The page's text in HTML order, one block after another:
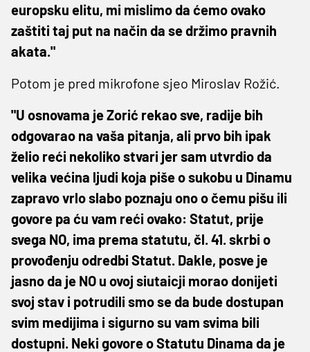
europsku elitu, mi mislimo da ćemo ovako
zaštiti taj put na način da se držimo pravnih
akata."
Potom je pred mikrofone sjeo Miroslav Rožić.
"U osnovama je Zorić rekao sve, radije bih
odgovarao na vaša pitanja, ali prvo bih ipak
želio reći nekoliko stvari jer sam utvrdio da
velika većina ljudi koja piše o sukobu u Dinamu
zapravo vrlo slabo poznaju ono o čemu pišu ili
govore pa ću vam reći ovako: Statut, prije
svega NO, ima prema statutu, čl. 41. skrbi o
provođenju odredbi Statut. Dakle, posve je
jasno da je NO u ovoj siutaicji morao donijeti
svoj stav i potrudili smo se da bude dostupan
svim medijima i sigurno su vam svima bili
dostupni. Neki govore o Statutu Dinama da je